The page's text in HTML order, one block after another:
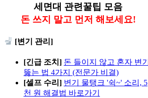
세면대 관련꿀팁 모음
돈 쓰지 말고 먼저 해보세요!
[변기 관리]
[긴급 조치] 돈 들이지 않고 혼자 변기
뚫는 법 4가지 (전문가 비결)
[셀프 수리] 변기 물탱크 '쉭~' 소리, 5
천 원 해결법 바로가기